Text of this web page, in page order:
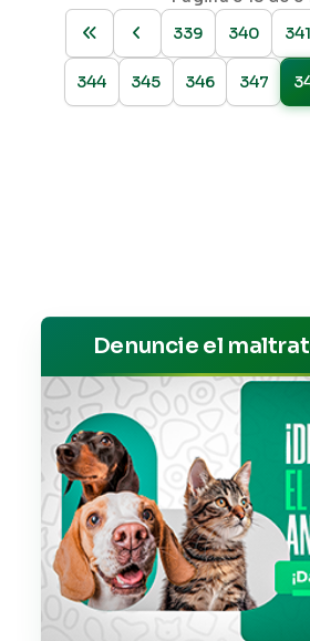
339
340 341
344 345 346 347
Denuncie el